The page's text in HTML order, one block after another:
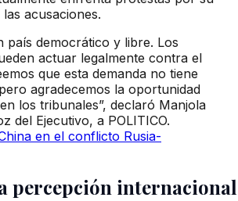
acusaciones.
país democrático y libre. Los
actuar legalmente contra el
que esta demanda no tiene
agradecemos la oportunidad
los tribunales”, declaró Manjola
del Ejecutivo, a POLITICO.
en el conflicto Rusia-
percepción internacional